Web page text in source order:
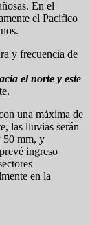
En el
el Pacífico
y frecuencia de
el norte y este
una máxima de
las lluvias serán
50 mm, y
ingreso
en la